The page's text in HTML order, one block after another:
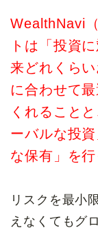
WealthNavi
トは「投資
来どれくら
に合わせて
くれること
ーバルな投
な保有」を
リスクを最小
えなくてもグ